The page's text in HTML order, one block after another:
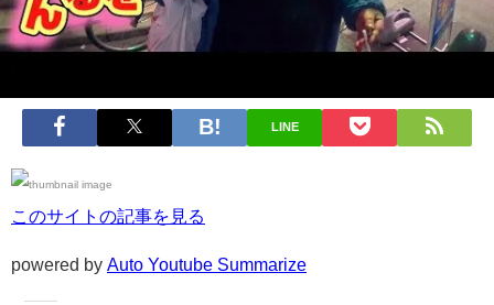
LINE
このサイトの記事を見る
powered by Auto Youtube Summarize